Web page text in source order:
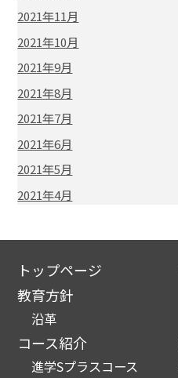
2021年11月
2021年10月
2021年9月
2021年8月
2021年7月
2021年6月
2021年5月
2021年4月
トップページ
教育方針
沿革
コース紹介
進学Sプラスコース